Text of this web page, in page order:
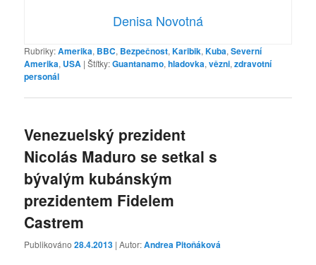
Denisa Novotná
Rubriky:Amerika, BBC, Bezpečnost,Karibik,Kuba,Severní
Amerika, USA |Štítky:Guantanamo,hladovka,vězni,zdravotní
personál
Venezuelský prezident
Nicolás Maduro se setkal s
bývalým kubánským
prezidentem Fidelem
Castrem
Publikováno28.4.2013 | Autor:Andrea Pitoňáková